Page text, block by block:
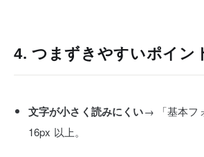
4. つまずきやすいポイン
文字が小さく読みにくい→ 「基本フ
16px 以上。